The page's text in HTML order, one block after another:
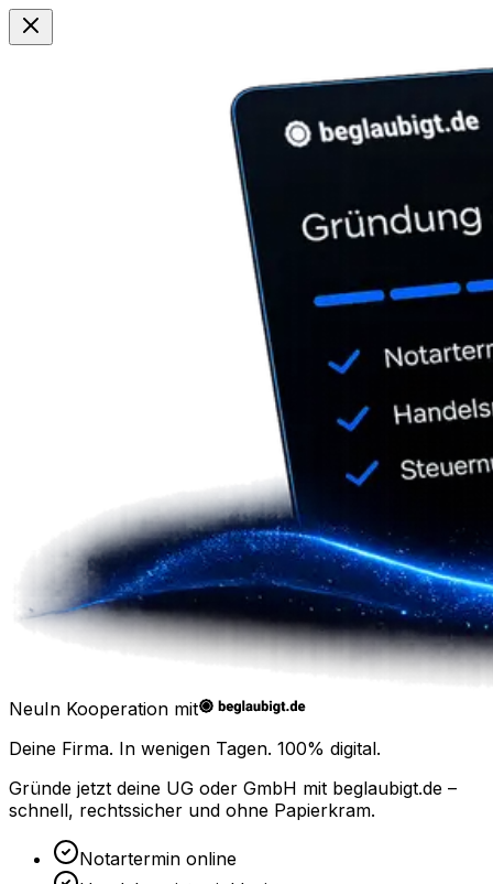
NeuIn Kooperation mit
Deine Firma. In wenigen Tagen. 100% digital.
Gründe jetzt deine UG oder GmbH mit beglaubigt.de –
schnell, rechtssicher und ohne Papierkram.
Notartermin online